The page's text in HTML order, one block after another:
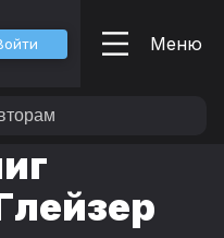
Меню